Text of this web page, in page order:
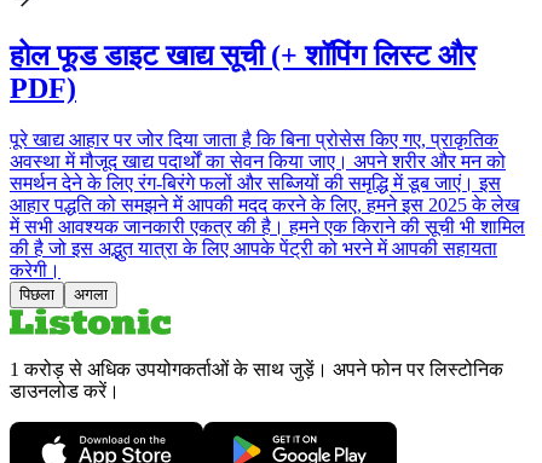
होल फूड डाइट खाद्य सूची (+ शॉपिंग लिस्ट और
PDF)
पूरे खाद्य आहार पर जोर दिया जाता है कि बिना प्रोसेस किए गए, प्राकृतिक
अवस्था में मौजूद खाद्य पदार्थों का सेवन किया जाए। अपने शरीर और मन को
समर्थन देने के लिए रंग-बिरंगे फलों और सब्जियों की समृद्धि में डूब जाएं। इस
आहार पद्धति को समझने में आपकी मदद करने के लिए, हमने इस 2025 के लेख
में सभी आवश्यक जानकारी एकत्र की है। हमने एक किराने की सूची भी शामिल
की है जो इस अद्भुत यात्रा के लिए आपके पेंट्री को भरने में आपकी सहायता
करेगी।
पिछला अगला
1 करोड़ से अधिक उपयोगकर्ताओं के साथ जुड़ें। अपने फोन पर लिस्टोनिक
डाउनलोड करें।